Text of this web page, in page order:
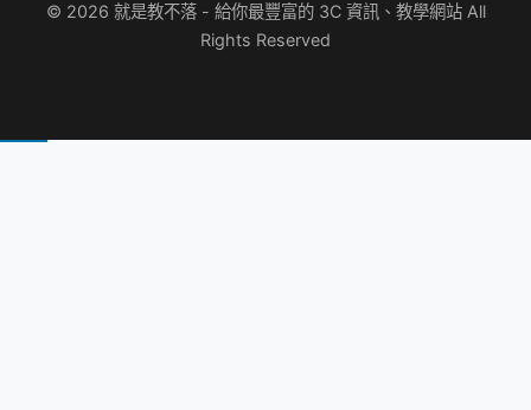
© 2026 就是教不落 - 給你最豐富的 3C 資訊、教學網站 All
Rights Reserved